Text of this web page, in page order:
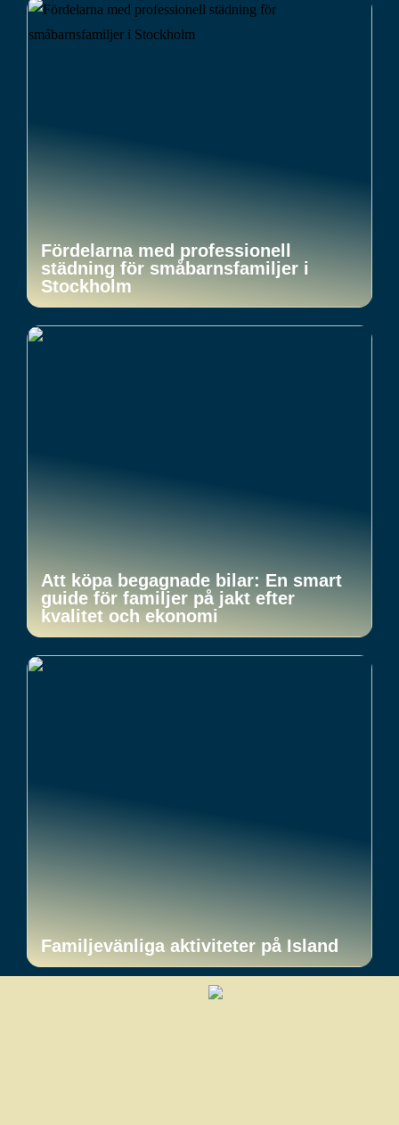
Fördelarna med professionell
städning för småbarnsfamiljer i
Stockholm
Att köpa begagnade bilar: En smart
guide för familjer på jakt efter
kvalitet och ekonomi
Familjevänliga aktiviteter på Island